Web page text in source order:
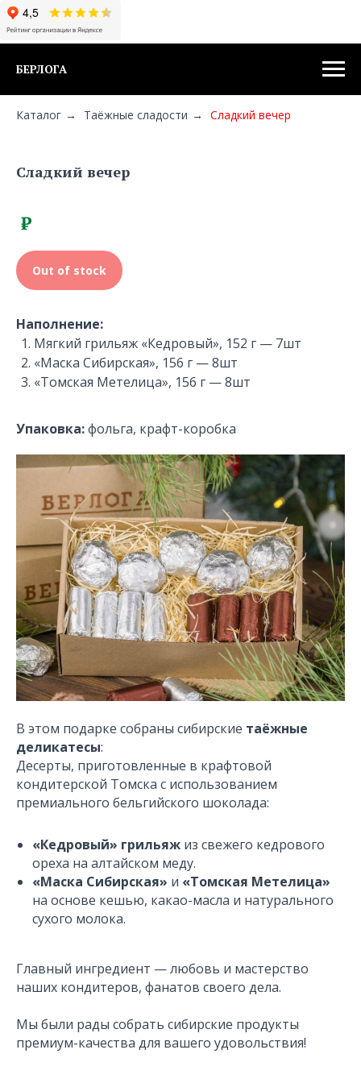
БЕРЛОГА
Каталог → Таёжные сладости → Сладкий вечер
Сладкий вечер
₽
Out of stock
Наполнение:
Мягкий грильяж «Кедровый», 152 г — 7шт
«Маска Сибирская», 156 г — 8шт
«Томская Метелица», 156 г — 8шт
Упаковка:фольга, крафт-коробка
В этом подарке собраны сибирские таёжные
деликатесы:
Десерты, приготовленные в крафтовой
кондитерской Томска с использованием
премиального бельгийского шоколада:
«Кедровый» грильяж из свежего кедрового
ореха на алтайском меду.
«Маска Сибирская» и «Томская Метелица»
на основе кешью, какао-масла и натурального
сухого молока.
Главный ингредиент — любовь и мастерство
наших кондитеров, фанатов своего дела.
Мы были рады собрать сибирские продукты
премиум-качества для вашего удовольствия!